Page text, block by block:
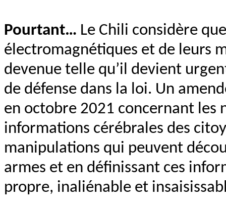
Pourtant… Le Chili considère
électromagnétiques et de leurs
devenue telle qu’il devient
de défense dans la loi. Un
en octobre 2021 concernant les
informations cérébrales des
manipulations qui peuvent
armes et en définissant ces
propre, inaliénable et